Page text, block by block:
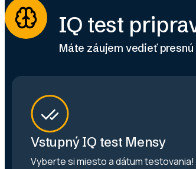
IQ test
Máte záujem vedieť
Vstupný IQ test Mensy
Vyberte si miesto a dátum testovania!